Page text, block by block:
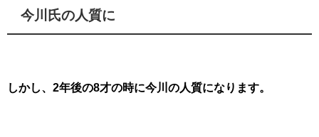
今川氏の人質に
しかし、2年後の8才の時に今川の人質になります。